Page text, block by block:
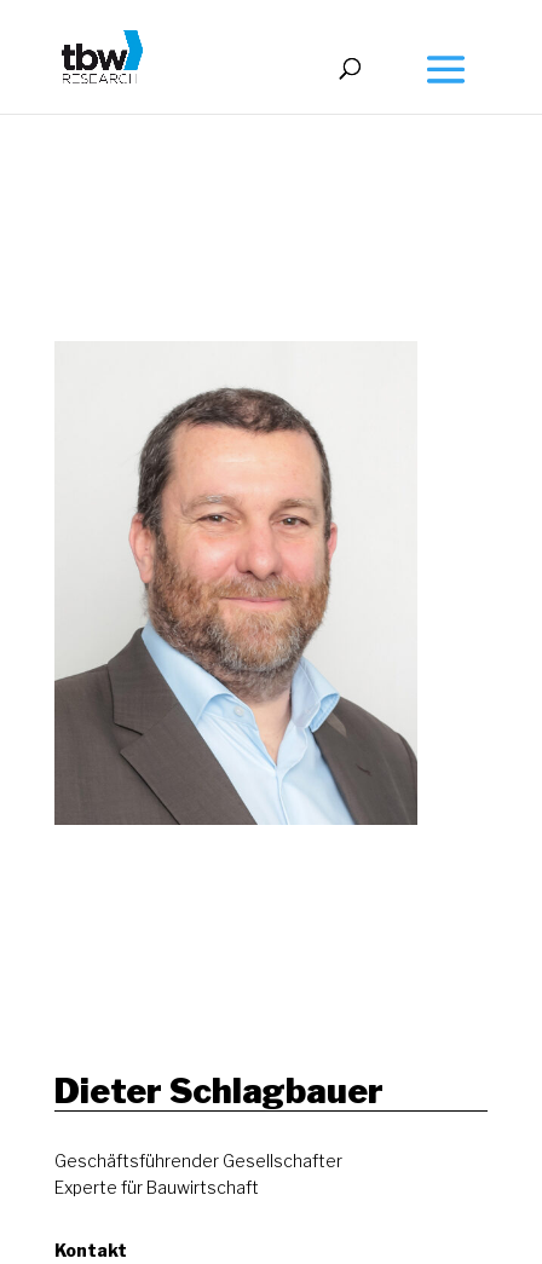
Dieter Schlagbauer
Geschäftsführender Gesellschafter
Experte für Bauwirtschaft
Kontakt